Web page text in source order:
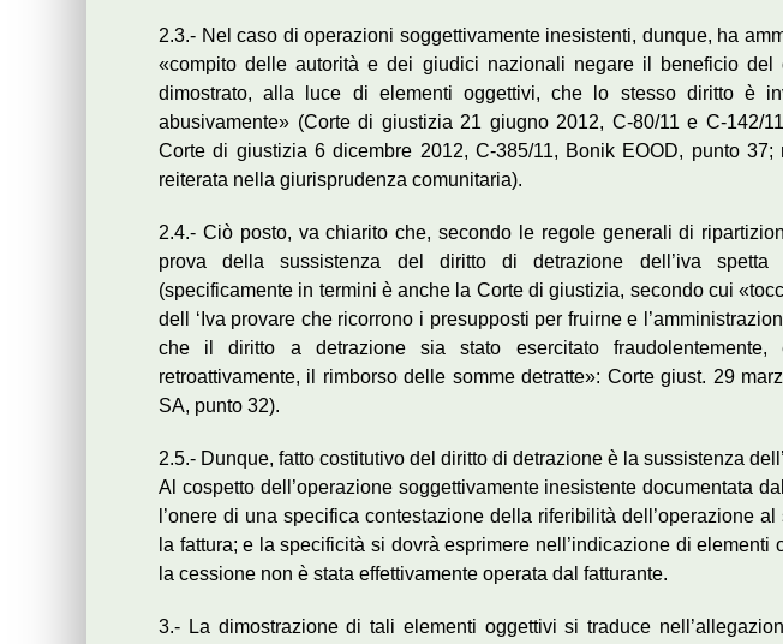
2.3.- Nel caso di operazioni soggettivamente inesistenti, dunque, ha
«compito delle autorità e dei giudici nazionali negare il beneficio del
dimostrato, alla luce di elementi oggettivi, che lo stesso diritto è
abusivamente» (Corte di giustizia 21 giugno 2012, C-80/11 e C-142/
Corte di giustizia 6 dicembre 2012, C-385/11, Bonik EOOD, punto 37;
reiterata nella giurisprudenza comunitaria).
2.4.- Ciò posto, va chiarito che, secondo le regole generali di
prova della sussistenza del diritto di detrazione dell’iva
(specificamente in termini è anche la Corte di giustizia, secondo cui
dell ‘Iva provare che ricorrono i presupposti per fruirne e
che il diritto a detrazione sia stato esercitato fraudolentemente,
retroattivamente, il rimborso delle somme detratte»: Corte giust. 29
SA, punto 32).
2.5.- Dunque, fatto costitutivo del diritto di detrazione è la sussistenza
Al cospetto dell’operazione soggettivamente inesistente documentata
l’onere di una specifica contestazione della riferibilità dell’operazione
la fattura; e la specificità si dovrà esprimere nell’indicazione di elementi
la cessione non è stata effettivamente operata dal fatturante.
3.- La dimostrazione di tali elementi oggettivi si traduce